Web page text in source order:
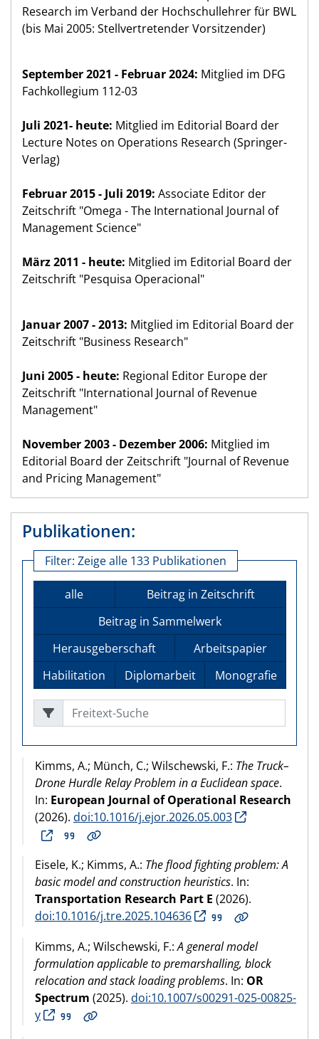
Research im Verband der Hochschullehrer für BWL
(bis Mai 2005: Stellvertretender Vorsitzender)
September 2021 - Februar 2024: Mitglied im DFG
Fachkollegium 112-03
Juli 2021- heute: Mitglied im Editorial Board der
Lecture Notes on Operations Research (Springer-
Verlag)
Februar 2015 - Juli 2019: Associate Editor der
Zeitschrift "Omega - The International Journal of
Management Science"
März 2011 - heute: Mitglied im Editorial Board der
Zeitschrift "Pesquisa Operacional"
Januar 2007 - 2013: Mitglied im Editorial Board der
Zeitschrift "Business Research"
Juni 2005 - heute: Regional Editor Europe der
Zeitschrift "International Journal of Revenue
Management"
November 2003 - Dezember 2006: Mitglied im
Editorial Board der Zeitschrift "Journal of Revenue
and Pricing Management"
Publikationen:
Filter: Zeige alle 133 Publikationen
alle
Beitrag in Zeitschrift
Beitrag in Sammelwerk
Herausgeberschaft
Arbeitspapier
Habilitation
Diplomarbeit Monografie
Freitext-Suche
Kimms, A.; Münch, C.; Wilschewski, F.: The Truck–
Drone Hurdle Relay Problem in a Euclidean space.
In: European Journal of Operational Research
(2026). doi:10.1016/j.ejor.2026.05.003
Eisele, K.; Kimms, A.: The flood fighting problem: A
basic model and construction heuristics. In:
Transportation Research Part E (2026).
doi:10.1016/j.tre.2025.104636
Kimms, A.; Wilschewski, F.:A general model
formulation applicable to premarshalling, block
relocation and stack loading problems. In: OR
Spectrum (2025). doi:10.1007/s00291-025-00825-
y